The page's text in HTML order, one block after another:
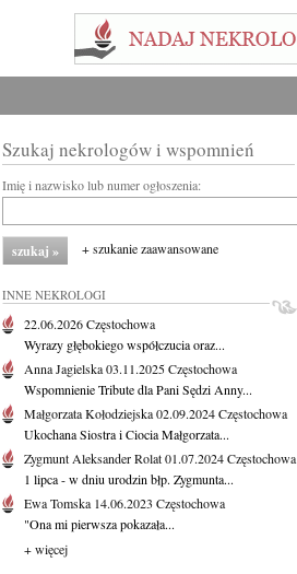
Szukaj nekrologów i wspomnień
Imię i nazwisko lub numer ogłoszenia:
+ szukanie zaawansowane
INNE NEKROLOGI
22.06.2026Częstochowa
Wyrazy głębokiego współczucia oraz...
Anna Jagielska03.11.2025Częstochowa
Wspomnienie Tribute dla Pani Sędzi Anny...
Małgorzata Kołodziejska02.09.2024Częstochowa
Ukochana Siostra i Ciocia Małgorzata...
Zygmunt Aleksander Rolat01.07.2024Częstochowa
1 lipca - w dniu urodzin błp. Zygmunta...
Ewa Tomska 14.06.2023 Częstochowa
"Ona mi pierw­sza po­ka­za­ła...
+ więcej